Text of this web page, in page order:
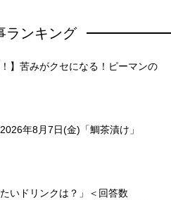
ランキング
！】苦みがクセになる！ピーマンの
年8月7日(金)「鯛茶漬け」
たいドリンクは？」＜回答数